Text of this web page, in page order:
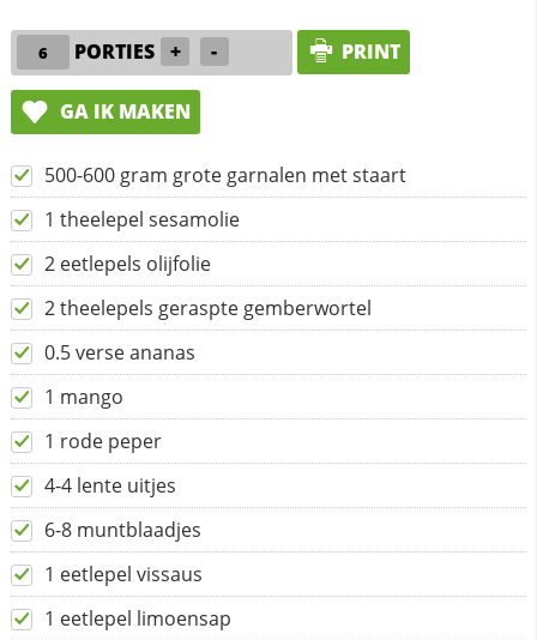
PORTIES + - PRINT
GA IK MAKEN
500-600 gram grote garnalen met staart
1 theelepel sesamolie
2 eetlepels olijfolie
2 theelepels geraspte gemberwortel
0.5 verse ananas
1 mango
1 rode peper
4-4 lente uitjes
6-8 muntblaadjes
1 eetlepel vissaus
1 eetlepel limoensap